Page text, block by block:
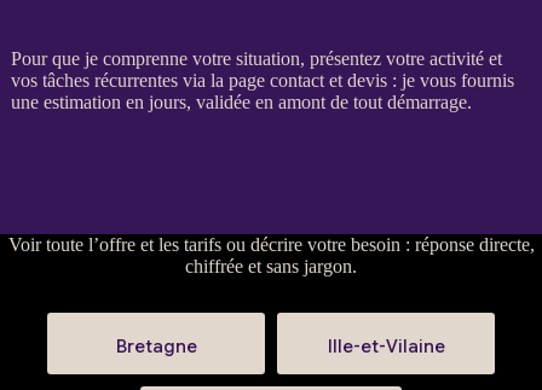
Pour que je comprenne votre situation, présentez votre activité et
vos tâches récurrentes via la page contact et devis: je vous fournis
une estimation en jours, validée en amont de tout démarrage.
Voirtoute l’offre et les tarifsou décrire votre besoin : réponse directe,
chiffrée et sans jargon.
Bretagne Ille-et-Vilaine